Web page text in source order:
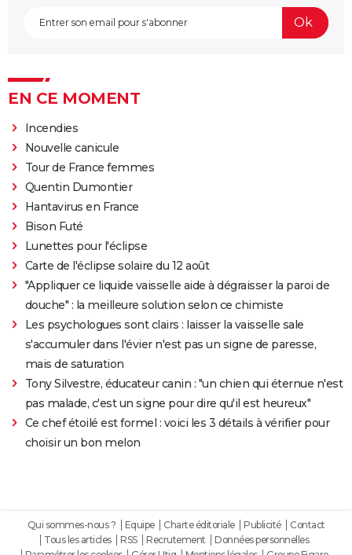
EN CE MOMENT
Incendies
Nouvelle canicule
Tour de France femmes
Quentin Dumontier
Hantavirus en France
Bison Futé
Lunettes pour l'éclipse
Carte de l'éclipse solaire du 12 août
"Appliquer ce liquide vaisselle aide à dégraisser la paroi de
douche" : la meilleure solution selon ce chimiste
Les psychologues sont clairs : laisser la vaisselle sale
s'accumuler dans l'évier n'est pas un signe de paresse,
mais de saturation
Tony Silvestre, éducateur canin : "un chien qui éternue n'est
pas malade, c'est un signe pour dire qu'il est heureux"
Ce chef étoilé est formel : voici les 3 détails à vérifier pour
choisir un bon melon
Qui sommes-nous ? Equipe Charte éditoriale Publicité
Contact
Tous les articles
RSS Recrutement
Données personnelles